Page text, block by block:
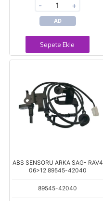
- +
AD
Sepete Ekle
ABS SENSORU ARKA SAG- RAV4
06>12 89545-42040
89545-42040